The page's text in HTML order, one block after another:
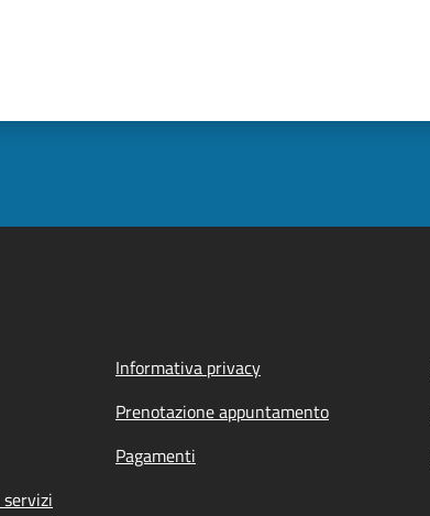
Informativa privacy
Prenotazione appuntamento
Pagamenti